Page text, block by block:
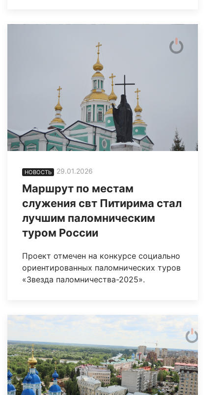
НОВОСТЬ 29.01.2026
Маршрут по местам
служения свт Питирима стал
лучшим паломническим
туром России
Проект отмечен на конкурсе социально
ориентированных паломнических туров
«Звезда паломничества-2025».